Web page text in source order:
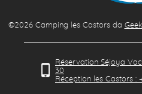
©2026 Camping les Castorsda
Réservation Séjoya
30
Réception les Castors :